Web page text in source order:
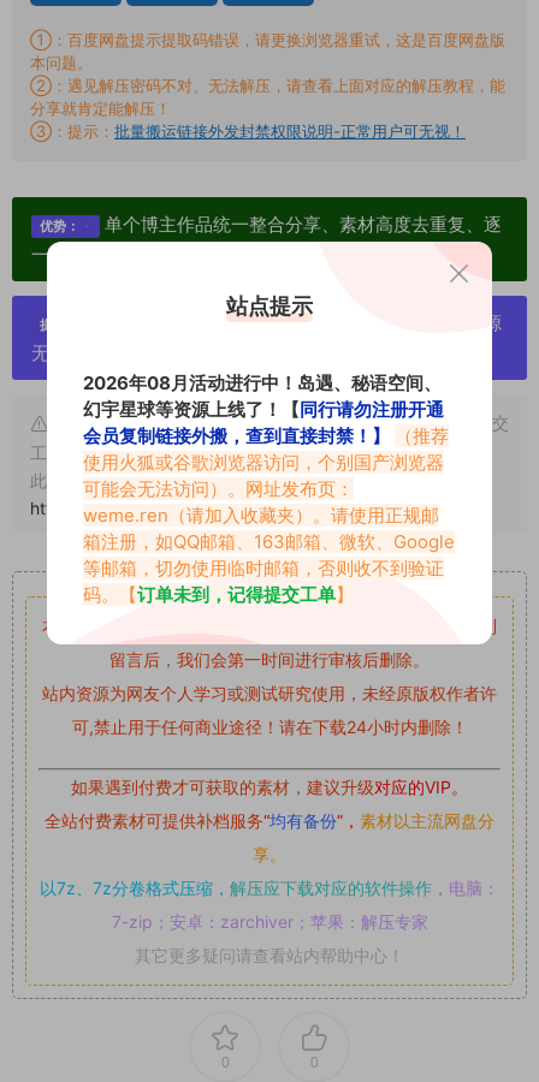
①：百度网盘提示提取码错误，请更换浏览器重试，这是百度网盘版
本问题。
②：遇见解压密码不对、无法解压，请查看上面对应的解压教程，能
分享就肯定能解压！
③：提示： 批量搬运链接外发封禁权限说明-正常用户可无视！
优势：
单个博主作品统一整合分享、素材高度去重复、逐
一归档方便收藏！
提示：
严禁搬运资源链接，一经发现封号处理，素材资源
无露点、需求请绕道，关闭本站网页！
申明：本文资源均来源网友分享，若侵犯了您的权限可以提交
工单处理。
此外本文章皆属于原创文章，转载请注明出处！原文链接：
https://www.vmiba.top/20168.html
重要声明
本站资源均来自网络分享，如有侵犯你的权益请私信留言
收到
留言后，我们会第一时间进行审核后删除。
站内资源为网友个人学习或测试研究使用，未经原版权作者许
可,禁止用于任何商业途径！请在下载24小时内删除！
如果遇到付费才可获取的素材，建议升级对应的VIP。
全站付费素材可提供补档服务“均有备份”， 素材以主流网盘分
享。
以7z、7z分卷格式压缩， 解压应下载对应的软件操作， 电脑：
7-zip；安卓：zarchiver；苹果：解压专家
其它更多疑问请查看站内帮助中心！
0 0
站点提示
2026年08月活动进行中！岛遇、秘语空间、
幻宇星球等资源上线了！【同行请勿注册开通
会员复制链接外搬，查到直接封禁！】
（推荐
使用火狐或谷歌浏览器访问，个别国产浏览器
可能会无法访问）。网址发布页：
weme.ren （请加入收藏夹）。请使用正规邮
箱注册，如QQ邮箱、163邮箱、微软、Google
等邮箱，切勿使用临时邮箱，否则收不到验证
码。【订单未到，记得提交工单】